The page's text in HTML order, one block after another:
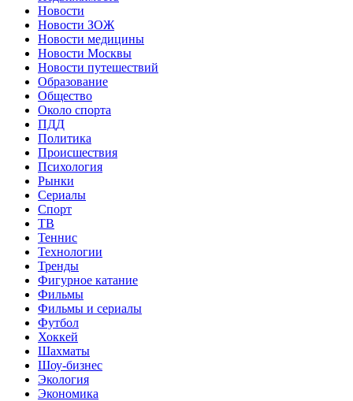
Новости
Новости ЗОЖ
Новости медицины
Новости Москвы
Новости путешествий
Образование
Общество
Около спорта
ПДД
Политика
Происшествия
Психология
Рынки
Сериалы
Спорт
ТВ
Теннис
Технологии
Тренды
Фигурное катание
Фильмы
Фильмы и сериалы
Футбол
Хоккей
Шахматы
Шоу-бизнес
Экология
Экономика